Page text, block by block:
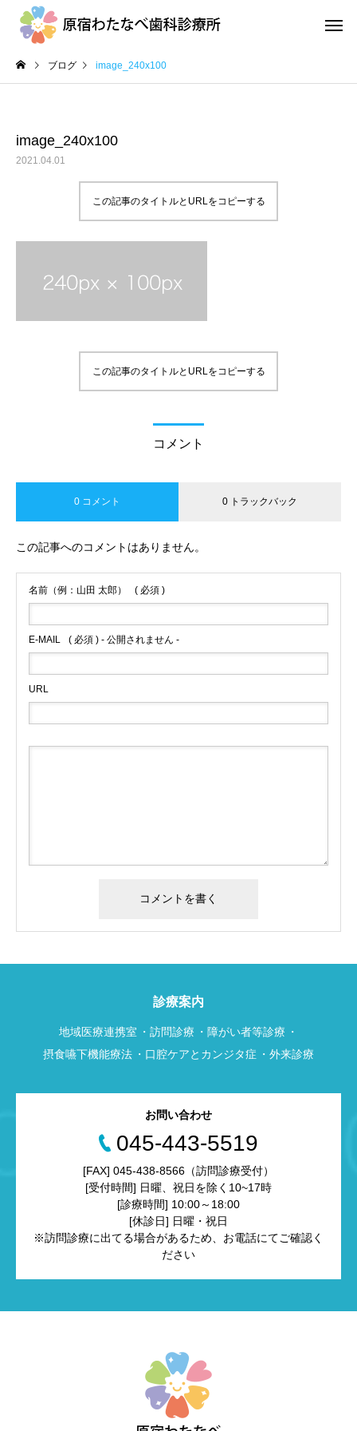
地域医療連携室
口腔ケアとカンジタ症
ブログ image_240x100
image_240x100
2021.04.01
この記事のタイトルとURLをコピーする
この記事のタイトルとURLをコピーする
コメント
0 コメント 0 トラックバック
この記事へのコメントはありません。
名前（例：山田 太郎） ( 必須 )
E-MAIL ( 必須 ) - 公開されません -
URL
診療案内
地域医療連携室 訪問診療
障がい者等診療
摂食嚥下機能療法
口腔ケアとカンジタ症 外来診療
お問い合わせ
045-443-5519
[FAX] 045-438-8566（訪問診療受付）
[受付時間] 日曜、祝日を除く10~17時
[診療時間] 10:00～18:00
[休診日] 日曜・祝日
※訪問診療に出てる場合があるため、お電話にてご確認く
ださい